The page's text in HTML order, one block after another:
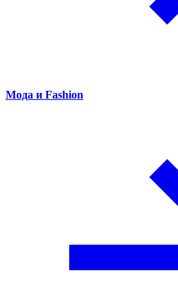
Мода и Fashion